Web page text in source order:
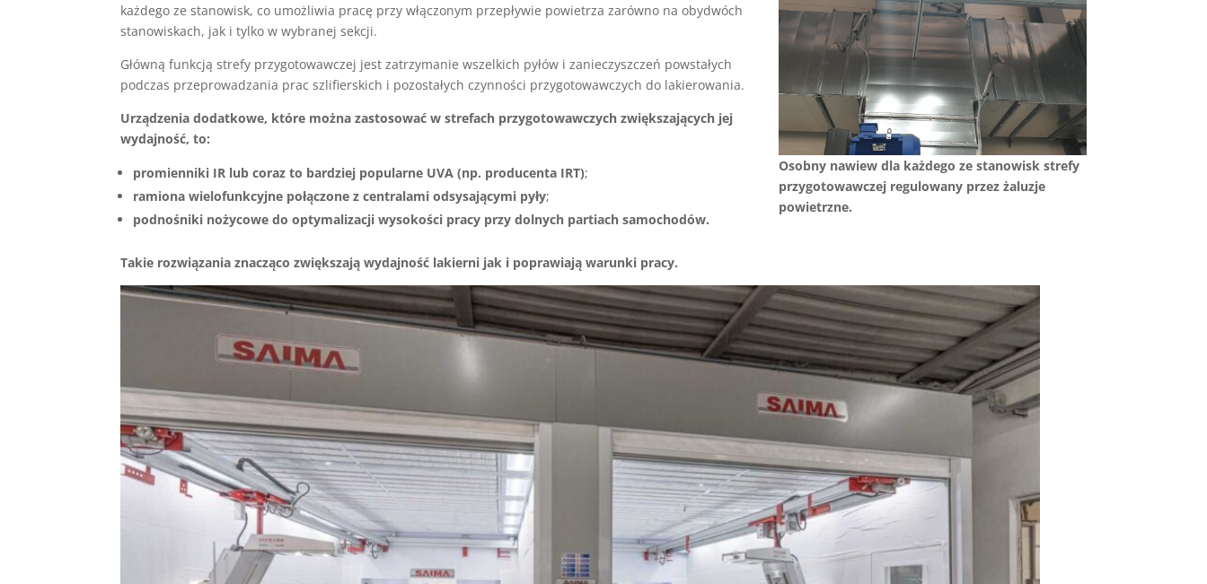
Osobny nawiew dla każdego ze stanowisk strefy
przygotowawczej regulowany przez żaluzje
powietrzne.
każdego ze stanowisk, co umożliwia pracę przy włączonym przepływie powietrza zarówno na obydwóch
stanowiskach, jak i tylko w wybranej sekcji.
Główną funkcją strefy przygotowawczej jest zatrzymanie wszelkich pyłów i zanieczyszczeń powstałych
podczas przeprowadzania prac szlifierskich i pozostałych czynności przygotowawczych do lakierowania.
Urządzenia dodatkowe, które można zastosować w strefach przygotowawczych zwiększających jej
wydajność, to:
promienniki IR lub coraz to bardziej popularne UVA (np. producenta IRT);
ramiona wielofunkcyjne połączone z centralami odsysającymi pyły;
podnośniki nożycowe do optymalizacji wysokości pracy przy dolnych partiach samochodów.
Takie rozwiązania znacząco zwiększają wydajność lakierni jak i poprawiają warunki pracy.